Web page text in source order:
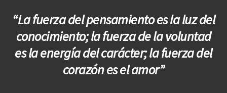
“La fuerza del pensamiento es la luz del
conocimiento; la fuerza de la voluntad
es la energía del carácter; la fuerza del
corazón es el amor”